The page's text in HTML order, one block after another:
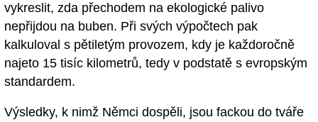
vykreslit, zda přechodem na ekologické palivo
nepřijdou na buben. Při svých výpočtech pak
kalkuloval s pětiletým provozem, kdy je každoročně
najeto 15 tisíc kilometrů, tedy v podstatě s evropským
standardem.
Výsledky, k nimž Němci dospěli, jsou fackou do tváře